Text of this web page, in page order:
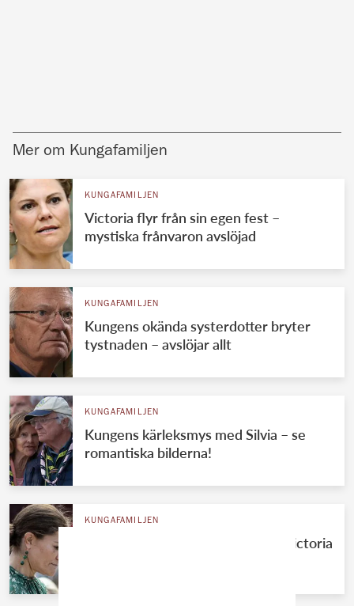
Mer om Kungafamiljen
KUNGAFAMILJEN
Victoria flyr från sin egen fest –
mystiska frånvaron avslöjad
KUNGAFAMILJEN
Kungens okända systerdotter bryter
tystnaden – avslöjar allt
KUNGAFAMILJEN
Kungens kärleksmys med Silvia – se
romantiska bilderna!
KUNGAFAMILJEN
Knivbeväpnad man närmade sig Victoria